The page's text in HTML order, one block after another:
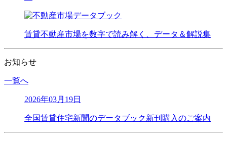
賃貸不動産市場を数字で読み解く、データ＆解説集
お知らせ
一覧へ
2026年03月19日
全国賃貸住宅新聞のデータブック新刊購入のご案内